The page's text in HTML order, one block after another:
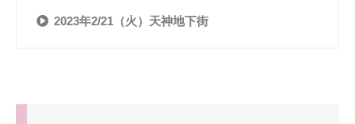
2023年2/21（火）天神地下街